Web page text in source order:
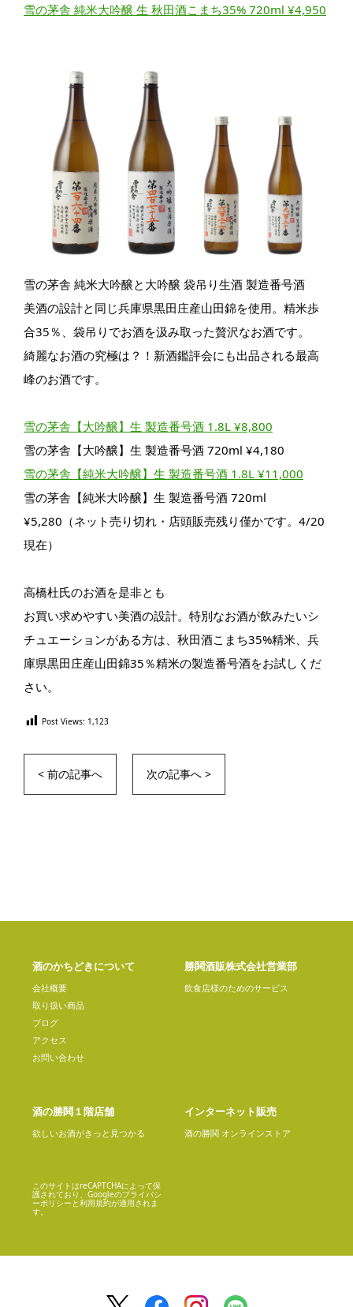
雪の茅舎 純米大吟醸 生 秋田酒こまち35% 720ml ¥4,950
雪の茅舎 純米大吟醸と大吟醸 袋吊り生酒 製造番号酒
美酒の設計と同じ兵庫県黒田庄産山田錦を使用。精米歩
合35％、袋吊りでお酒を汲み取った贅沢なお酒です。
綺麗なお酒の究極は？！新酒鑑評会にも出品される最高
峰のお酒です。
雪の茅舎【大吟醸】生 製造番号酒 1.8L ¥8,800
雪の茅舎【大吟醸】生 製造番号酒 720ml ¥4,180
雪の茅舎【純米大吟醸】生 製造番号酒 1.8L ¥11,000
雪の茅舎【純米大吟醸】生 製造番号酒 720ml
¥5,280（ネット売り切れ・店頭販売残り僅かです。4/20
現在）
高橋杜氏のお酒を是非とも
お買い求めやすい美酒の設計。特別なお酒が飲みたいシ
チュエーションがある方は、秋田酒こまち35%精米、兵
庫県黒田庄産山田錦35％精米の製造番号酒をお試しくだ
さい。
Post Views: 1,123
< 前の記事へ 次の記事へ >
酒のかちどきについて
会社概要
取り扱い商品
ブログ
アクセス
お問い合わせ
勝鬨酒販株式会社営業部
飲食店様のためのサービス
酒の勝鬨１階店舗
欲しいお酒がきっと見つかる
インターネット販売
酒の勝鬨 オンラインストア
このサイトはreCAPTCHAによって保
護されており、Googleのプライバシ
ーポリシーと利用規約が適用されま
す。